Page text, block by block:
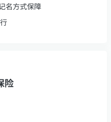
名方式保障
险